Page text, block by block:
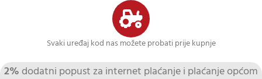
Svaki uređaj kod nas možete probati prije kupnje
2% dodatni popust za internet plaćanje i plaćanje općom